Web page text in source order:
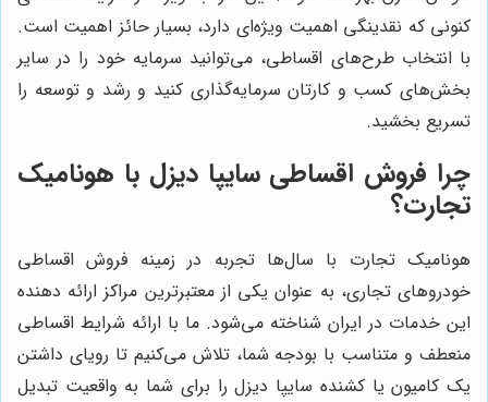
کنونی که نقدینگی اهمیت ویژه‌ای دارد، بسیار حائز اهمیت است.
با انتخاب طرح‌های اقساطی، می‌توانید سرمایه خود را در سایر
بخش‌های کسب و کارتان سرمایه‌گذاری کنید و رشد و توسعه را
تسریع بخشید.
چرا فروش اقساطی سایپا دیزل با هونامیک
تجارت؟
هونامیک تجارت با سال‌ها تجربه در زمینه فروش اقساطی
خودروهای تجاری، به عنوان یکی از معتبرترین مراکز ارائه دهنده
این خدمات در ایران شناخته می‌شود. ما با ارائه شرایط اقساطی
منعطف و متناسب با بودجه شما، تلاش می‌کنیم تا رویای داشتن
یک کامیون یا کشنده سایپا دیزل را برای شما به واقعیت تبدیل